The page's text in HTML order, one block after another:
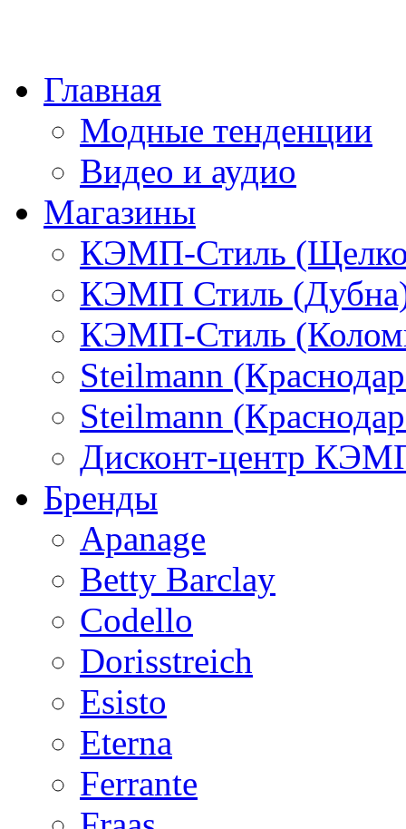
Главная
Модные тенденции
Видео и аудио
Магазины
КЭМП-Стиль
КЭМП Стиль
КЭМП-Стиль
Steilmann
Steilmann
Дисконт-центр
Бренды
Apanage
Betty Barclay
Codello
Dorisstreich
Esisto
Eterna
Ferrante